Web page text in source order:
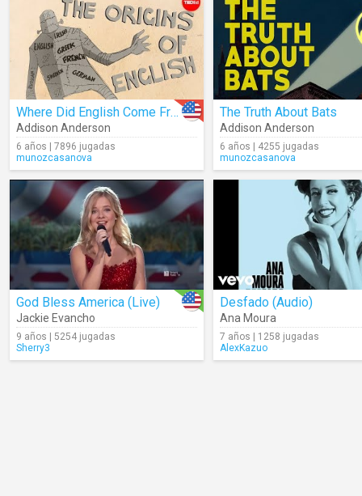
Where Did English Come From?
Addison Anderson
6 años | 7896 jugadas
munozcasanova
The Truth About Bats
Addison Anderson
6 años | 4255 jugadas
munozcasanova
God Bless America (Live)
Jackie Evancho
9 años | 5254 jugadas
Sherry3
Desfado (Audio)
Ana Moura
7 años | 1258 jugadas
AlexKazuo